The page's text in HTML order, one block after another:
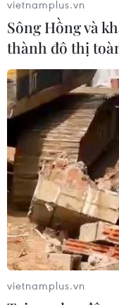
vietnamplus.vn
Sông Hồng và
thành đô thị
vietnamplus.vn